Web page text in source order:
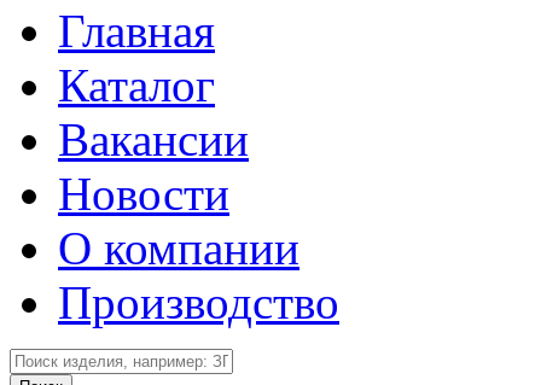
Главная
Каталог
Вакансии
Новости
О компании
Производство